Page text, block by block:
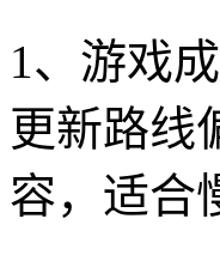
1、游戏
更新路线
容，适合